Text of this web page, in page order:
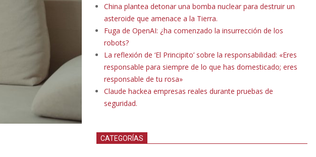
China plantea detonar una bomba nuclear para destruir un
asteroide que amenace a la Tierra.
Fuga de OpenAI: ¿ha comenzado la insurrección de los
robots?
La reflexión de ‘El Principito’ sobre la responsabilidad: «Eres
responsable para siempre de lo que has domesticado; eres
responsable de tu rosa»
Claude hackea empresas reales durante pruebas de
seguridad.
CATEGORÍAS